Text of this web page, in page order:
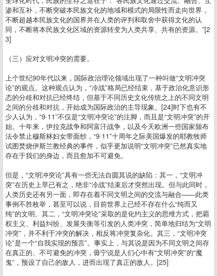
渗和互补，不断突破本民族文化的地域和模式的局限性而走向世界，
不断超越本民族文化的国界并在人类的评判和取舍中获得文化的认
同，不断将本民族文化区域的资源转变为人类共享、共有的资源。”[2
3]
（三）应对文明冲突的需要。
上个世纪90年代以来，国际政治理论领域出现了一种叫做“文明冲突
论”的观点。这种观点认为，“冷战”格局已经结束，基于政治化意识形
态的分歧和对抗已经终结，但基于不同历史文化传统之上的不同文明
之间的分歧和对抗，开始成为国际政治的主导现象。[24]时下也有不
少人认为，“9·11”不仅是“文明冲突论”的注脚，而且是“文明冲突”的开
始。十年来，伊拉克战争和阿富汗战争，以及今天欧洲一些国家颁布
法令禁止穆斯林妇女带面纱，“9·11”十周年之际美国爆发的耶教牧师
试图焚烧伊斯兰教经典的事件，似乎更加说明“文明冲突”已然真实地
存在于我们的身边，而且愈加不可避免。
但是，“文明冲突论”具有一些无法自圆其说的缺陷：其一，“文明冲
突”在历史上早已有之，绝非“冷战”结束后才突然出现。但与此同时，
人类历史还有另一面，即存在着不同文明之间的交流与融合——此类
事例不胜枚举，甚至可以说，目前世界上已经不存在什么“纯而又
纯”的文明。其二，“文明冲突论”采取的是化约主义的思维方式，把霸
权主义、利益纠纷、发展失衡等引发的人类冲突，简单地归结为“文明
冲突”，并不利于冲突的解决，相反将冲突复杂化。其三，“文明冲突
论”是一个“自我实现的预言”。事实上，与其说是因为不同文明之间存
在真正的、不可避免的冲突，毋宁说是人们心中有“文明冲突”的“魔
鬼”，预设了自己的敌人，进而出现了真正的敌人。[25]